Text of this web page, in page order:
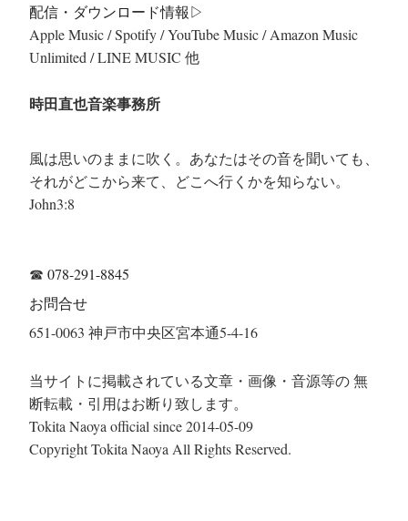
配信・ダウンロード情報▷
Apple Music / Spotify / YouTube Music / Amazon Music
Unlimited / LINE MUSIC 他
時田直也音楽事務所
風は思いのままに吹く。あなたはその音を聞いても、
それがどこから来て、どこへ行くかを知らない。
John3:8
☎ 078-291-8845
お問合せ
651-0063 神戸市中央区宮本通5-4-16
当サイトに掲載されている文章・画像・音源等の 無
断転載・引用はお断り致します。
Tokita Naoya official since 2014-05-09
Copyright Tokita Naoya All Rights Reserved.